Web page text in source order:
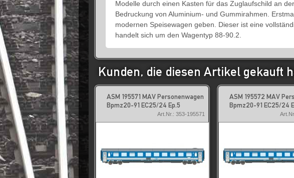
Modelle durch einen Kasten für das Zuglaufschild an
Bedruckung von Aluminium- und Gummirahmen.
modernen Speisewagen geben. Dieser ist eine
handelt sich um den Wagentyp 88-90.2.
Kunden, die diesen Artikel gekauft
ASM 195571 MAV Personenwagen
Bpmz20-91 EC25/24 Ep.5
Art.Nr.: 353-195571
ASM 195572 MAV
Bpmz20-91 EC25/24